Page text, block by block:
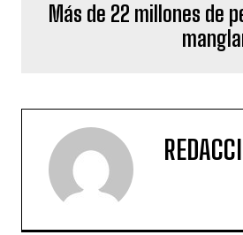
Más de 22 millones de